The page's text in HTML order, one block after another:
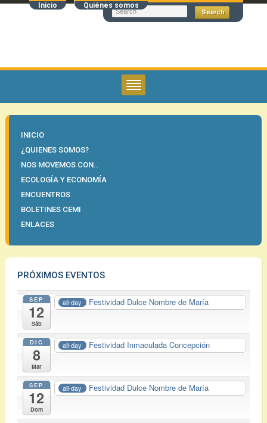
Inicio Quiénes somos
INICIO
¿QUIENES SOMOS?
NOS MOVEMOS CON…
ECOLOGÍA Y ECONOMÍA
ENCUENTROS
BOLETINES CEMI
ENLACES
PRÓXIMOS EVENTOS
SEP
12
Sáb
all-day Festividad Dulce Nombre de María
DIC
8
Mar
all-day Festividad Inmaculada Concepción
SEP
12
Dom
all-day Festividad Dulce Nombre de María